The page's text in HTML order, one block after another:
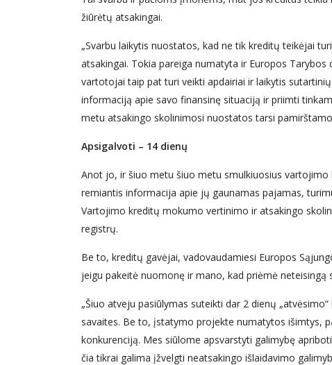
žiūrėtų atsakingai.
„Svarbu laikytis nuostatos, kad ne tik kreditų teikėjai
atsakingai. Tokia pareiga numatyta ir Europos
vartotojai taip pat turi veikti apdairiai ir laikytis
informaciją apie savo finansinę situaciją ir priimti
metu atsakingo skolinimosi nuostatos tarsi
Apsigalvoti – 14 dienų
Anot jo, ir šiuo metu šiuo metu smulkiuosius
remiantis informacija apie jų gaunamas pajamas,
Vartojimo kreditų mokumo vertinimo ir atsakingo
registrų.
Be to, kreditų gavėjai, vadovaudamiesi Europos
jeigu pakeitė nuomonę ir mano, kad priėmė neteisingą
„Šiuo atveju pasiūlymas suteikti dar 2 dienų
savaites. Be to, įstatymo projekte numatytos išimtys,
konkurenciją. Mes siūlome apsvarstyti galimybę
čia tikrai galima įžvelgti neatsakingo išlaidavimo